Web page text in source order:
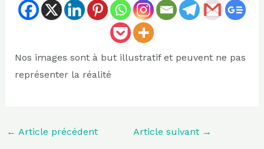
Nos images sont à but illustratif et peuvent ne pas
représenter la réalité
← Article précédent Article suivant →